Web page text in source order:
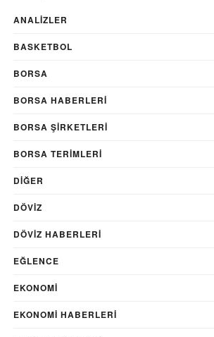
ANALIZLER
BASKETBOL
BORSA
BORSA HABERLERI
BORSA ŞIRKETLERI
BORSA TERIMLERI
DIĞER
DÖVİZ
DÖVIZ HABERLERI
EĞLENCE
EKONOMİ
EKONOMI HABERLERI